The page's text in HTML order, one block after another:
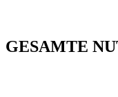
GESAMTE